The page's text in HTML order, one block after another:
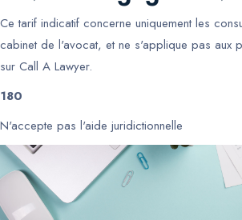
Ce tarif indicatif concerne uniquement les
cabinet de l'avocat, et ne s'applique pas aux
sur Call A Lawyer.
180
N'accepte pas l'aide juridictionnelle